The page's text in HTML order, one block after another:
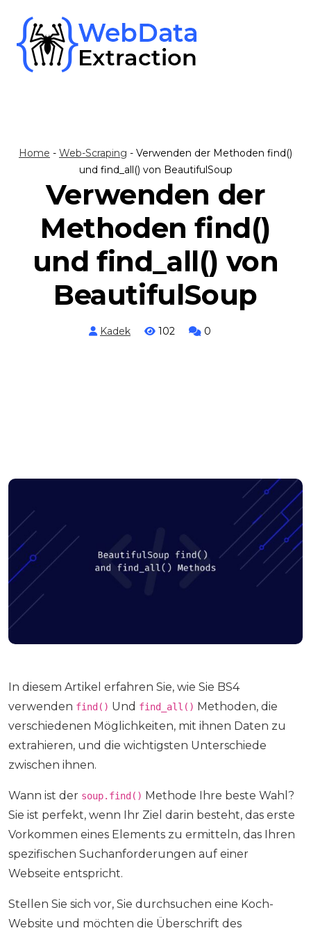
content
Home - Web-Scraping - Verwenden der Methoden find()
und find_all() von BeautifulSoup
Verwenden der
Methoden find()
und find_all() von
BeautifulSoup
Kadek 102 0
In diesem Artikel erfahren Sie, wie Sie BS4
verwenden find() Und find_all() Methoden, die
verschiedenen Möglichkeiten, mit ihnen Daten zu
extrahieren, und die wichtigsten Unterschiede
zwischen ihnen.
Wann ist der soup.find() Methode Ihre beste Wahl?
Sie ist perfekt, wenn Ihr Ziel darin besteht, das erste
Vorkommen eines Elements zu ermitteln, das Ihren
spezifischen Suchanforderungen auf einer
Webseite entspricht.
Stellen Sie sich vor, Sie durchsuchen eine Koch-
Website und möchten die Überschrift des